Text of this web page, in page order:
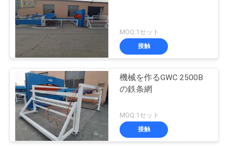
MOQ:1セット
接触
機械を作るGWC 2500B
の鉄条網
MOQ:1セット
接触